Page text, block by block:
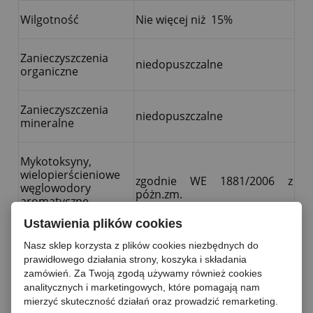
Wilgotność Nie więcej niż 15%
Zanieczyszczenia
organiczne
niedopuszczalne
Zanieczyszczenia
mineralne
niedopuszczalne
Mykotoksyny,
wielopierścieniowe
węglowodory
aromatyczne ,
zgodnie WE 1881/2006 z
póżn.zm.
WARTOŚCI ODŻYWCZE na 100 g produktu
Energia 1430/338 kcal
Ustawienia plików cookies
Nasz sklep korzysta z plików cookies niezbędnych do
prawidłowego działania strony, koszyka i składania
zamówień. Za Twoją zgodą używamy również cookies
analitycznych i marketingowych, które pomagają nam
mierzyć skuteczność działań oraz prowadzić remarketing.